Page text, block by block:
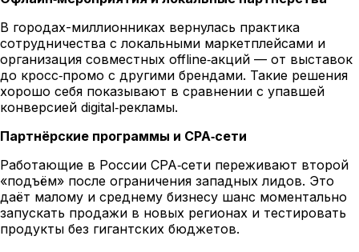
В городах-миллионниках вернулась практика
сотрудничества с локальными маркетплейсами и
организация совместных offline‑акций — от выставок
до кросс‑промо с другими брендами. Такие решения
хорошо себя показывают в сравнении с упавшей
конверсией digital‑рекламы.
Партнёрские программы и CPA‑сети
Работающие в России CPA‑сети переживают второй
«подъём» после ограничения западных лидов. Это
даёт малому и среднему бизнесу шанс моментально
запускать продажи в новых регионах и тестировать
продукты без гигантских бюджетов.